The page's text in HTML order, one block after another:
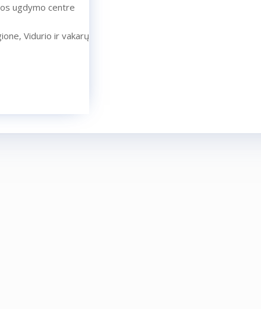
ugdymo centre
Vidurio ir vakarų